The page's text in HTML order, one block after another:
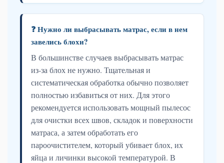
❓ Нужно ли выбрасывать матрас, если в нем
завелись блохи?
В большинстве случаев выбрасывать матрас
из-за блох не нужно. Тщательная и
систематическая обработка обычно позволяет
полностью избавиться от них. Для этого
рекомендуется использовать мощный пылесос
для очистки всех швов, складок и поверхности
матраса, а затем обработать его
пароочистителем, который убивает блох, их
яйца и личинки высокой температурой. В